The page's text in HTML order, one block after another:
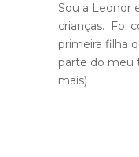
Sou a Leonor
crianças. Foi
primeira filha
parte do meu
mais)